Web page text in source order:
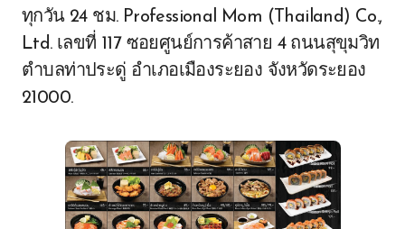
ทุกวัน 24 ชม. Professional Mom (Thailand) Co.,
Ltd. เลขที่ 117 ซอยศูนย์การค้าสาย 4 ถนนสุขุมวิท
ตำบลท่าประดู่ อำเภอเมืองระยอง จังหวัดระยอง
21000.